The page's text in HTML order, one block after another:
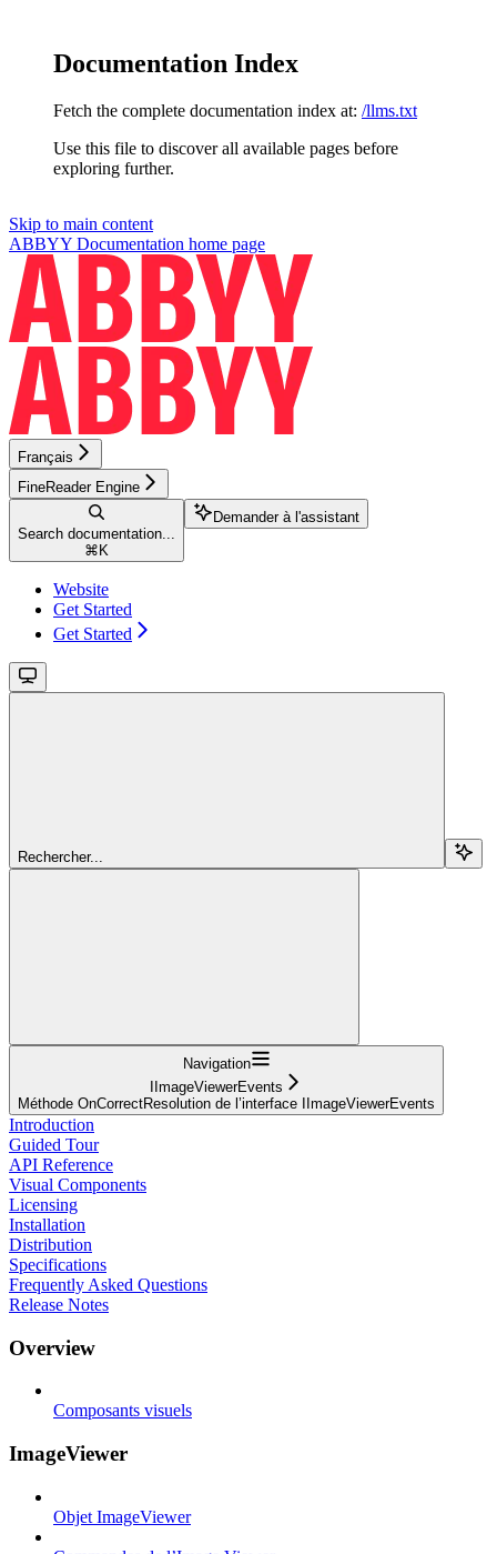
Documentation Index
Fetch the complete documentation index at: /llms.txt
Use this file to discover all available pages before
exploring further.
Skip to main content
ABBYY Documentation home page
Français
FineReader Engine
Search documentation...
⌘ K
Demander à l'assistant
Website
Get Started
Get Started
Rechercher...
Navigation
IImageViewerEvents
Méthode OnCorrectResolution de l’interface IImageViewerEvents
Introduction
Guided Tour
API Reference
Visual Components
Licensing
Installation
Distribution
Specifications
Frequently Asked Questions
Release Notes
Overview
Composants visuels
ImageViewer
Objet ImageViewer